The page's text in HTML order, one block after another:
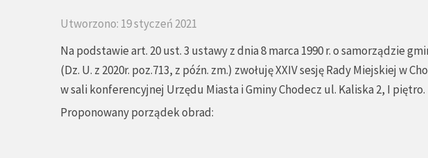
Utworzono: 19 styczeń 2021
Na podstawie art. 20 ust. 3 ustawy z dnia 8 marca 1990 r. o samorządzie
(Dz. U. z 2020r. poz.713, z późn. zm.) zwołuję XXIV sesję Rady Miejskiej w
w sali konferencyjnej Urzędu Miasta i Gminy Chodecz ul. Kaliska 2, I piętro.
Proponowany porządek obrad: